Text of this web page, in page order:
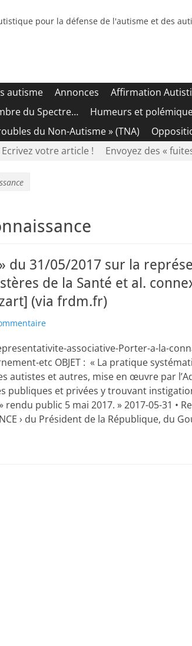
pour la défense de l'autisme et des
autisme Annonces Affirmation
du Spectre… Humeurs et
du Non-Autisme » (TNA)
Ecrivez votre article ! Envoyez des «
du 31/05/2017 sur la
de la Santé et al.
(via frdm.fr)
associative-Porter-a-la-
etc OBJET : « La pratique
autistes et autres, mise en œuvre par
publiques et privées y trouvant
rendu public 5 mai 2017. » 2017-05-31 •
› du Président de la République, du